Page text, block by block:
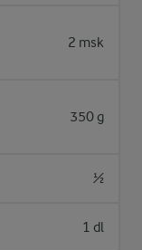
2 msk
350 g
½
1 dl